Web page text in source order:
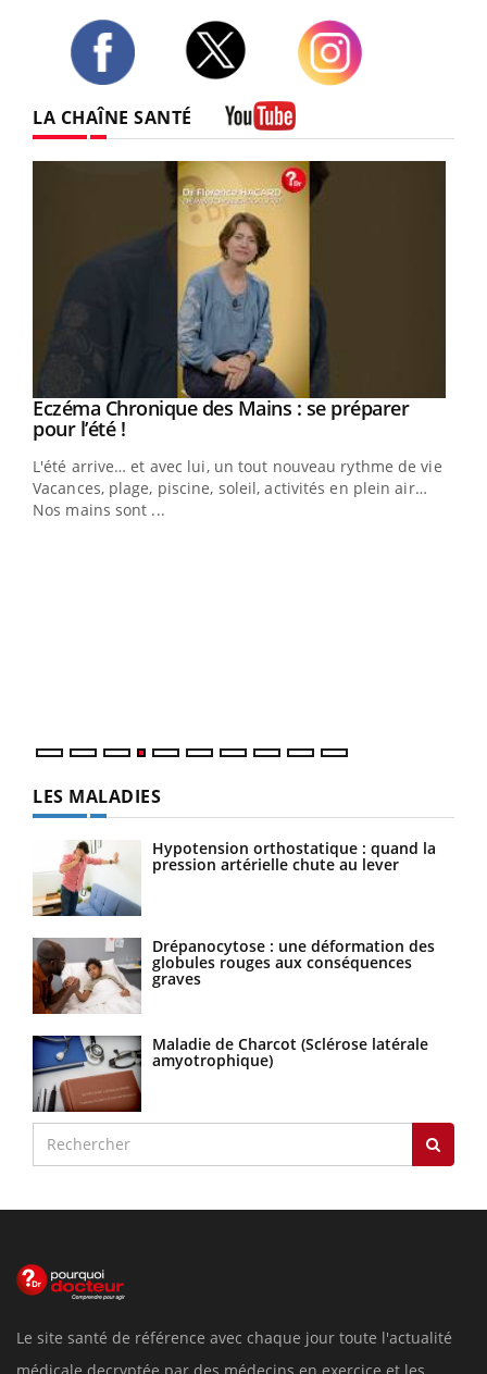
LA CHAÎNE SANTÉ
Youtube
Eczéma Chronique des Mains : se préparer
pour l’été !Youtube
L'été arrive… et avec lui, un tout nouveau rythme de vie !
Vacances, plage, piscine, soleil, activités en plein air…
Nos mains sont ...
LES MALADIES
Hypotension orthostatique : quand la
pression artérielle chute au lever
Drépanocytose : une déformation des
globules rouges aux conséquences
graves
Maladie de Charcot (Sclérose latérale
amyotrophique)
Le site santé de référence avec chaque jour toute l'actualité